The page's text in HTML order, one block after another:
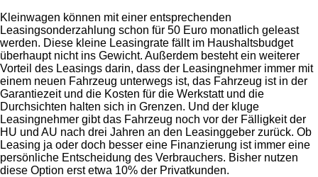
Kleinwagen können mit einer entsprechenden
Leasingsonderzahlung schon für 50 Euro monatlich geleast
werden. Diese kleine Leasingrate fällt im Haushaltsbudget
überhaupt nicht ins Gewicht. Außerdem besteht ein weiterer
Vorteil des Leasings darin, dass der Leasingnehmer immer mit
einem neuen Fahrzeug unterwegs ist, das Fahrzeug ist in der
Garantiezeit und die Kosten für die Werkstatt und die
Durchsichten halten sich in Grenzen. Und der kluge
Leasingnehmer gibt das Fahrzeug noch vor der Fälligkeit der
HU und AU nach drei Jahren an den Leasinggeber zurück. Ob
Leasing ja oder doch besser eine Finanzierung ist immer eine
persönliche Entscheidung des Verbrauchers. Bisher nutzen
diese Option erst etwa 10% der Privatkunden.